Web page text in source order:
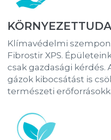
Klímavédelmi
Fibrostir XPS.
csak gazdasági kérdés.
gázok kibocsátást is
természeti